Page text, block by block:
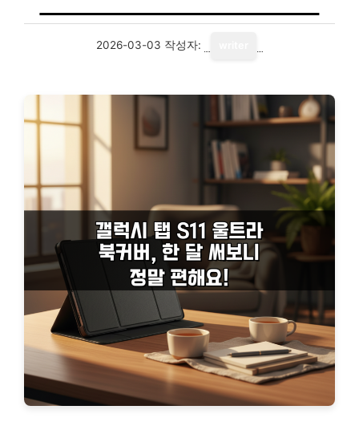
2026-03-03 작성자: